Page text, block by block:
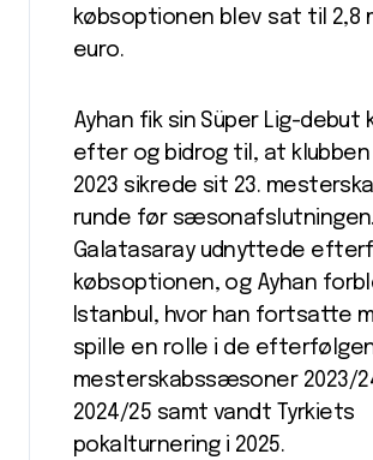
købsoptionen blev sat til 2,8
euro.
Ayhan fik sin Süper Lig-debut
efter og bidrog til, at klubben
2023 sikrede sit 23.
runde før sæsonafslutningen.
Galatasaray udnyttede
købsoptionen, og Ayhan
Istanbul, hvor han fortsatte
spille en rolle i de
mesterskabssæsoner 2023/
2024/25 samt vandt Tyrkiets
pokalturnering i 2025.